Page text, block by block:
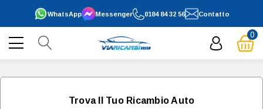
0184 84 32 56
WhatsApp Contatto
Messenger
0
Trova Il Tuo Ricambio Auto